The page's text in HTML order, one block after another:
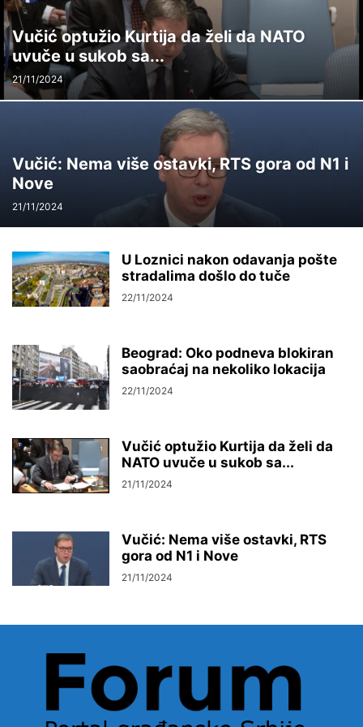
Vučić optužio Kurtija da želi da NATO
uvuče u sukob sa...
21/11/2024
Vučić: Nema više ostavki, RTS gora od N1 i
Nove
21/11/2024
U Loznici nakon odavanja pošte
stradalima došlo do tuče
22/11/2024
Beograd: Oko podneva blokiran
saobraćaj na nekoliko lokacija
22/11/2024
Vučić optužio Kurtija da želi da
NATO uvuče u sukob sa...
21/11/2024
Vučić: Nema više ostavki, RTS
gora od N1 i Nove
21/11/2024